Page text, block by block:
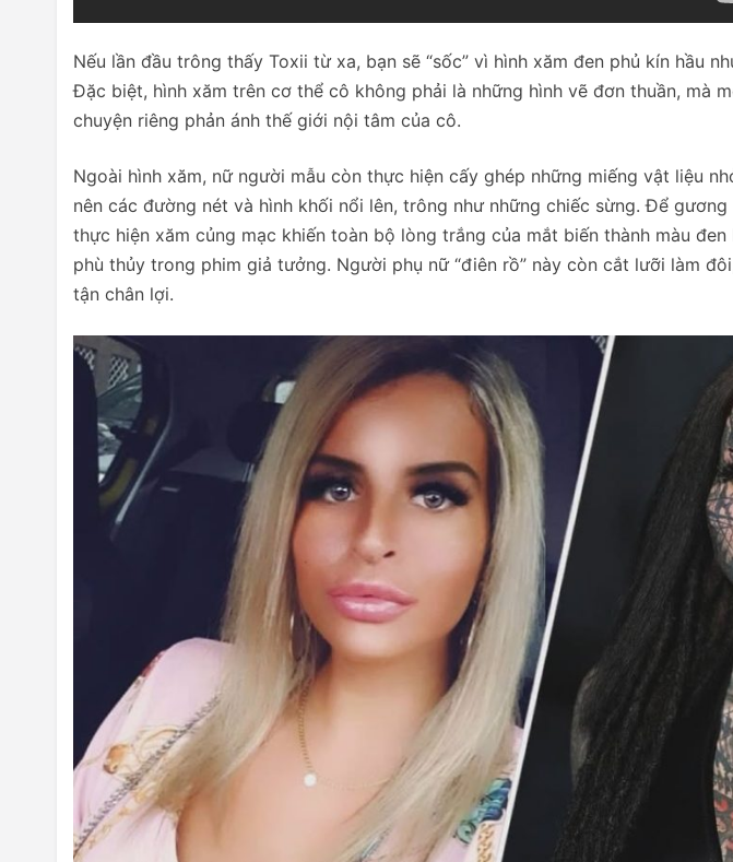
Nếu lần đầu trông thấy Toxii từ xa, bạn sẽ “sốc” vì hình xăm đen phủ kín hầu
Đặc biệt, hình xăm trên cơ thể cô không phải là những hình vẽ đơn thuần, mà
chuyện riêng phản ánh thế giới nội tâm của cô.
Ngoài hình xăm, nữ người mẫu còn thực hiện cấy ghép những miếng vật liệu
nên các đường nét và hình khối nổi lên, trông như những chiếc sừng. Để
thực hiện xăm củng mạc khiến toàn bộ lòng trắng của mắt biến thành màu
phù thủy trong phim giả tưởng. Người phụ nữ “điên rồ” này còn cắt lưỡi làm
tận chân lợi.